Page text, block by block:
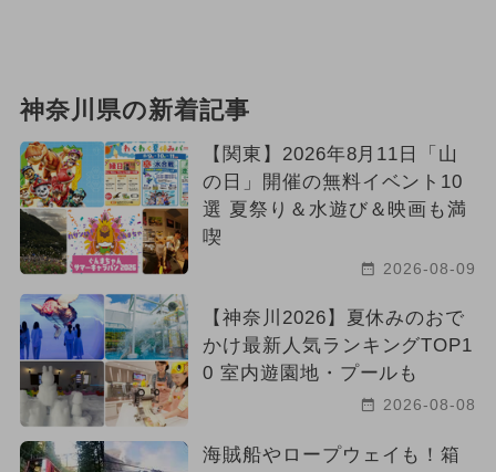
神奈川県の新着記事
【関東】2026年8月11日「山
の日」開催の無料イベント10
選 夏祭り＆水遊び＆映画も満
喫
2026-08-09
【神奈川2026】夏休みのおで
かけ最新人気ランキングTOP1
0 室内遊園地・プールも
2026-08-08
海賊船やロープウェイも！箱